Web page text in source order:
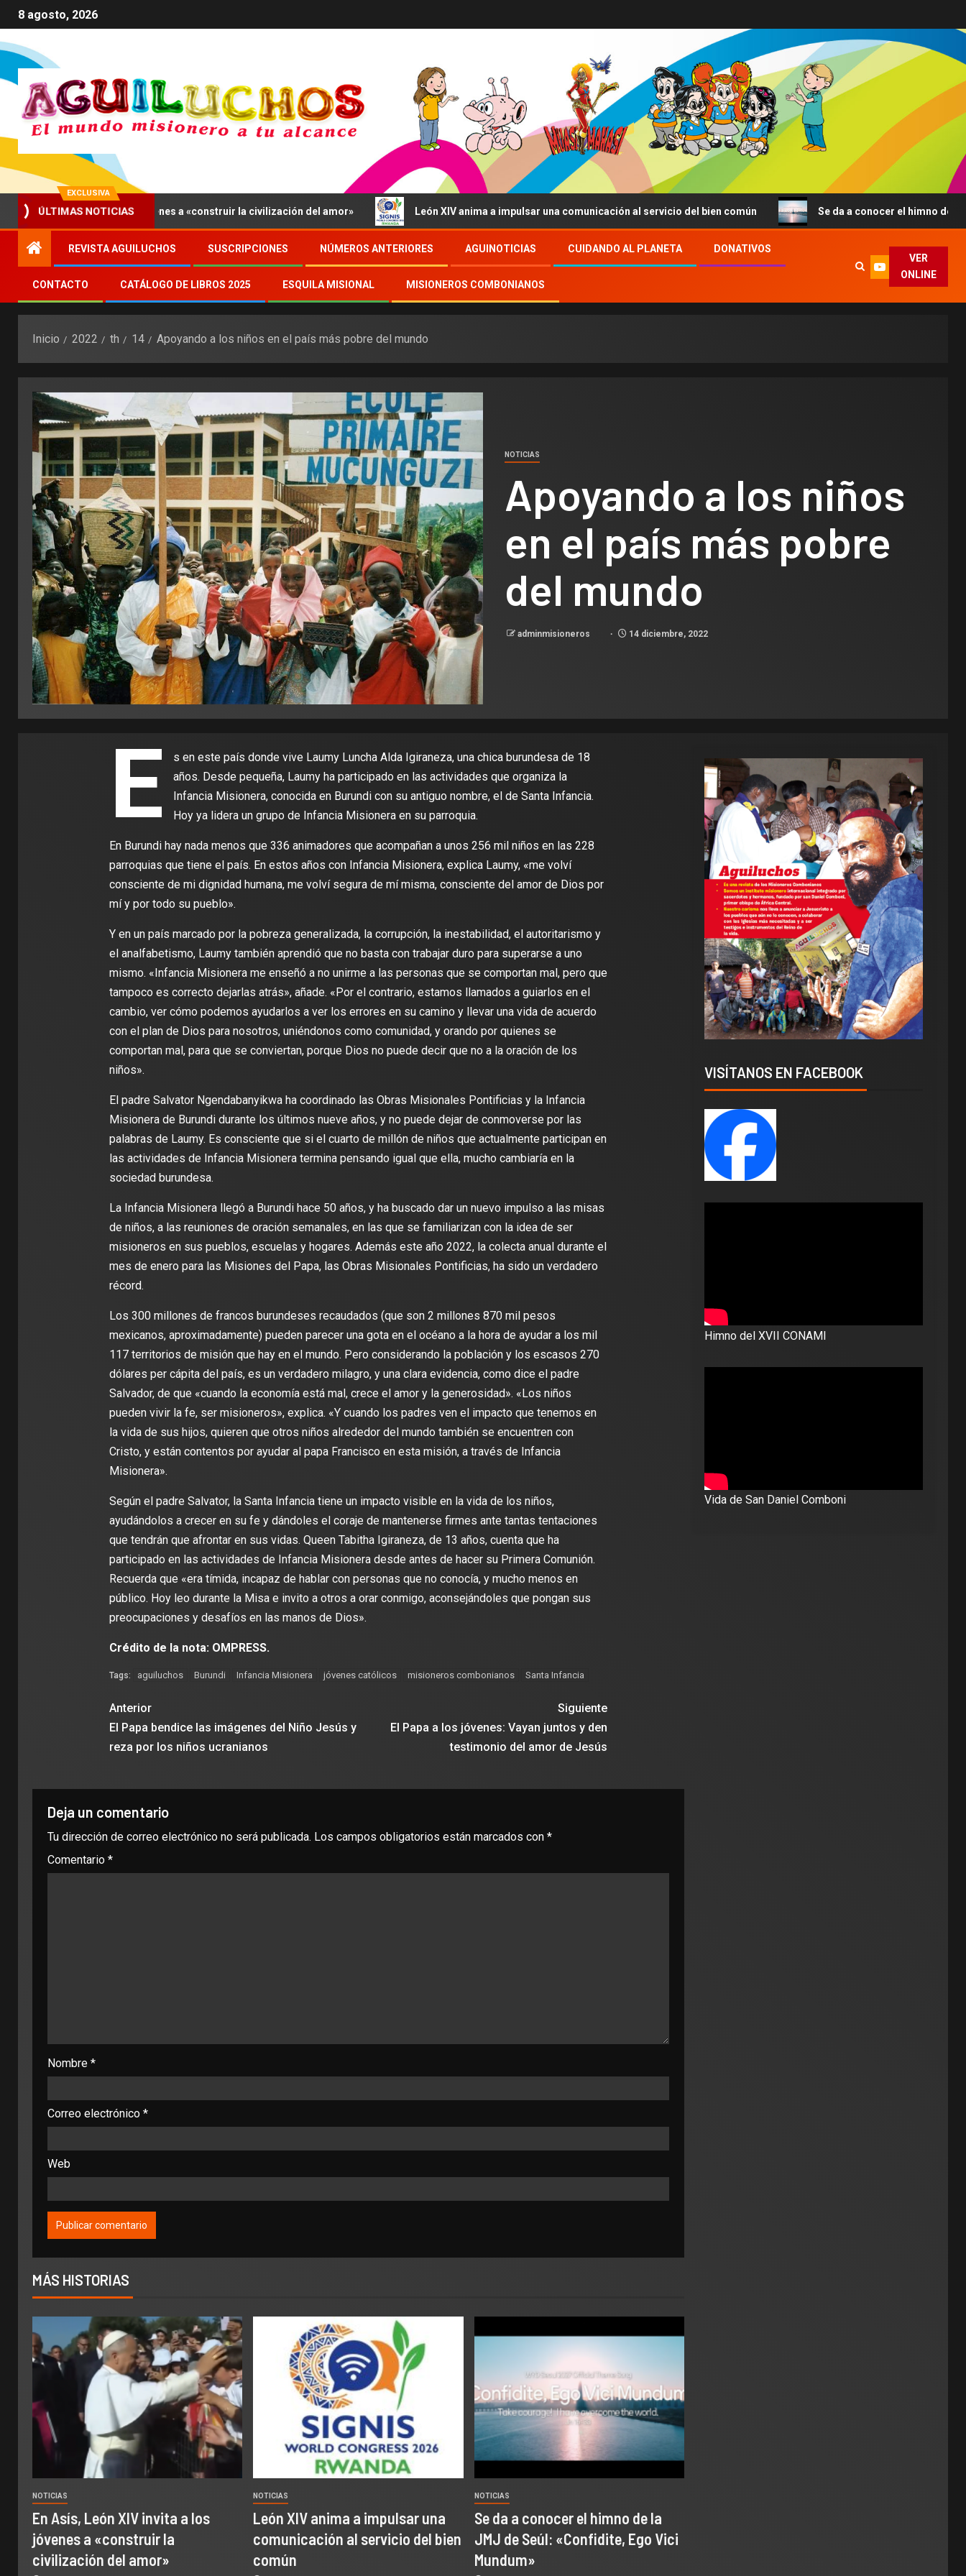
8 agosto, 2026
EXCLUSIVA
ÚLTIMAS NOTICIAS
XIV invita a los jóvenes a «construir la civilización del amor» León XIV anima a impulsar una comunicación al servicio del bien común Se da a conocer el himno de la JMJ de
REVISTA AGUILUCHOS SUSCRIPCIONES NÚMEROS ANTERIORES AGUINOTICIAS CUIDANDO AL PLANETA DONATIVOS
CONTACTO CATÁLOGO DE LIBROS 2025 ESQUILA MISIONAL MISIONEROS COMBONIANOS
VER
ONLINE
Inicio 2022 th 14 Apoyando a los niños en el país más pobre del mundo
NOTICIAS
Apoyando a los niños
en el país más pobre
del mundo
adminmisioneros 14 diciembre, 2022
E
s en este país donde vive Laumy Luncha Alda Igiraneza, una chica burundesa de 18
años. Desde pequeña, Laumy ha participado en las actividades que organiza la
Infancia Misionera, conocida en Burundi con su antiguo nombre, el de Santa Infancia.
Hoy ya lidera un grupo de Infancia Misionera en su parroquia.
En Burundi hay nada menos que 336 animadores que acompañan a unos 256 mil niños en las 228
parroquias que tiene el país. En estos años con Infancia Misionera, explica Laumy, «me volví
consciente de mi dignidad humana, me volví segura de mí misma, consciente del amor de Dios por
mí y por todo su pueblo».
Y en un país marcado por la pobreza generalizada, la corrupción, la inestabilidad, el autoritarismo y
el analfabetismo, Laumy también aprendió que no basta con trabajar duro para superarse a uno
mismo. «Infancia Misionera me enseñó a no unirme a las personas que se comportan mal, pero que
tampoco es correcto dejarlas atrás», añade. «Por el contrario, estamos llamados a guiarlos en el
cambio, ver cómo podemos ayudarlos a ver los errores en su camino y llevar una vida de acuerdo
con el plan de Dios para nosotros, uniéndonos como comunidad, y orando por quienes se
comportan mal, para que se conviertan, porque Dios no puede decir que no a la oración de los
niños».
El padre Salvator Ngendabanyikwa ha coordinado las Obras Misionales Pontificias y la Infancia
Misionera de Burundi durante los últimos nueve años, y no puede dejar de conmoverse por las
palabras de Laumy. Es consciente que si el cuarto de millón de niños que actualmente participan en
las actividades de Infancia Misionera termina pensando igual que ella, mucho cambiaría en la
sociedad burundesa.
La Infancia Misionera llegó a Burundi hace 50 años, y ha buscado dar un nuevo impulso a las misas
de niños, a las reuniones de oración semanales, en las que se familiarizan con la idea de ser
misioneros en sus pueblos, escuelas y hogares. Además este año 2022, la colecta anual durante el
mes de enero para las Misiones del Papa, las Obras Misionales Pontificias, ha sido un verdadero
récord.
Los 300 millones de francos burundeses recaudados (que son 2 millones 870 mil pesos
mexicanos, aproximadamente) pueden parecer una gota en el océano a la hora de ayudar a los mil
117 territorios de misión que hay en el mundo. Pero considerando la población y los escasos 270
dólares per cápita del país, es un verdadero milagro, y una clara evidencia, como dice el padre
Salvador, de que «cuando la economía está mal, crece el amor y la generosidad». «Los niños
pueden vivir la fe, ser misioneros», explica. «Y cuando los padres ven el impacto que tenemos en
la vida de sus hijos, quieren que otros niños alrededor del mundo también se encuentren con
Cristo, y están contentos por ayudar al papa Francisco en esta misión, a través de Infancia
Misionera».
Según el padre Salvator, la Santa Infancia tiene un impacto visible en la vida de los niños,
ayudándolos a crecer en su fe y dándoles el coraje de mantenerse firmes ante tantas tentaciones
que tendrán que afrontar en sus vidas. Queen Tabitha Igiraneza, de 13 años, cuenta que ha
participado en las actividades de Infancia Misionera desde antes de hacer su Primera Comunión.
Recuerda que «era tímida, incapaz de hablar con personas que no conocía, y mucho menos en
público. Hoy leo durante la Misa e invito a otros a orar conmigo, aconsejándoles que pongan sus
preocupaciones y desafíos en las manos de Dios».
Crédito de la nota: OMPRESS.
Tags: aguiluchos Burundi Infancia Misionera jóvenes católicos misioneros combonianos Santa Infancia
Anterior
El Papa bendice las imágenes del Niño Jesús y
reza por los niños ucranianos
Siguiente
El Papa a los jóvenes: Vayan juntos y den
testimonio del amor de Jesús
Deja un comentario
Tu dirección de correo electrónico no será publicada. Los campos obligatorios están marcados con *
Comentario *
Nombre *
Correo electrónico *
Web
MÁS HISTORIAS
NOTICIAS
En Asís, León XIV invita a los
jóvenes a «construir la
civilización del amor»
NOTICIAS
León XIV anima a impulsar una
comunicación al servicio del bien
común
NOTICIAS
Se da a conocer el himno de la
JMJ de Seúl: «Confidite, Ego Vici
Mundum»
VISÍTANOS EN FACEBOOK
Himno del XVII CONAMI
Vida de San Daniel Comboni